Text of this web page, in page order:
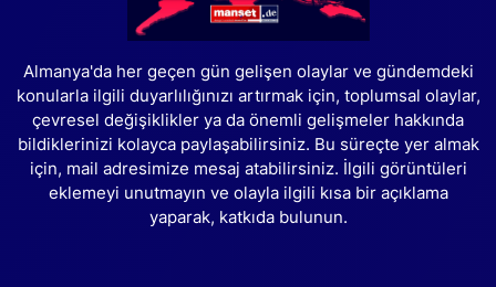
Almanya'da her geçen gün gelişen olaylar ve gündemdeki
konularla ilgili duyarlılığınızı artırmak için, toplumsal olaylar,
çevresel değişiklikler ya da önemli gelişmeler hakkında
bildiklerinizi kolayca paylaşabilirsiniz. Bu süreçte yer almak
için, mail adresimize mesaj atabilirsiniz. İlgili görüntüleri
eklemeyi unutmayın ve olayla ilgili kısa bir açıklama
yaparak, katkıda bulunun.